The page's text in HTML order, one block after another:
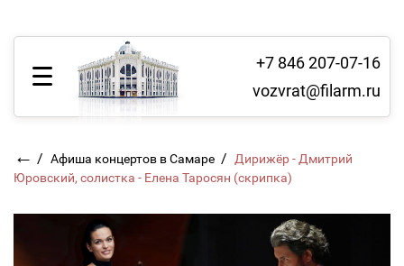
+7 846 207-07-16
vozvrat@filarm.ru
← / Афиша концертов в Самаре /
Дирижёр - Дмитрий
Юровский, солистка - Елена Таросян (скрипка)